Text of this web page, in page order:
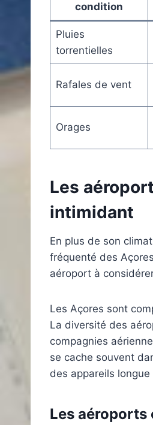
condition
Pluies
torrentielles
Rafales de vent
Orages
Les
intimidant
En plus de son
fréquenté des
aéroport à
Les Açores sont
La diversité des
compagnies
se cache souvent
des appareils
Les